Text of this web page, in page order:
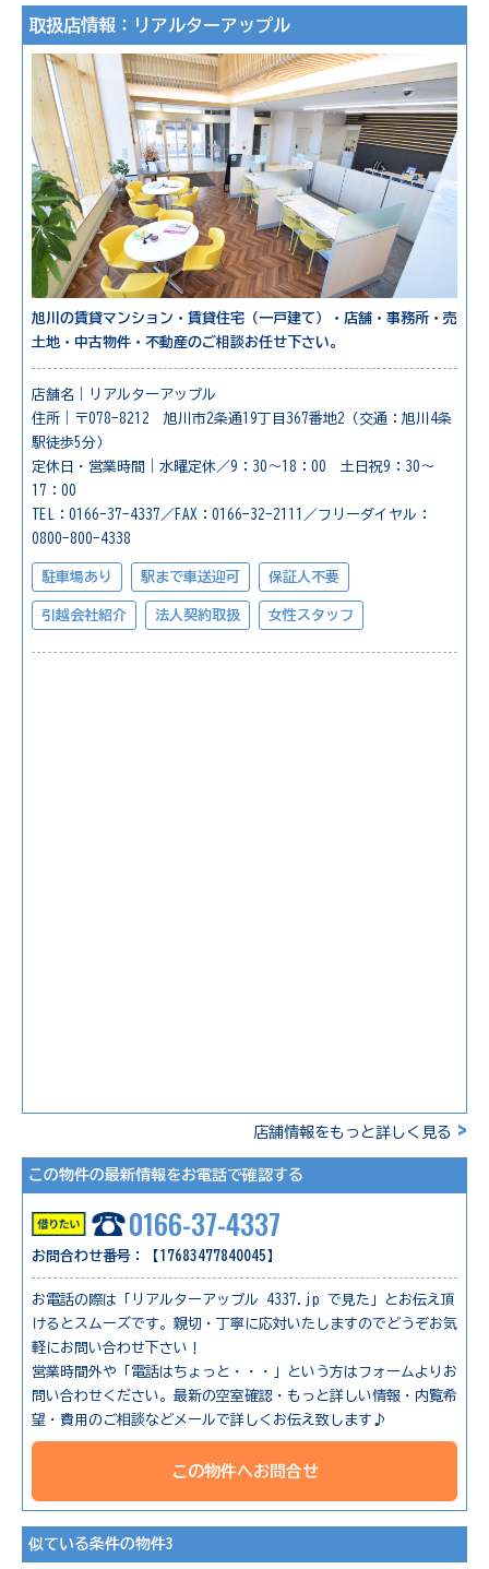
取扱店情報：リアルターアップル
旭川の賃貸マンション・賃貸住宅（一戸建て）・店舗・事務所・売
土地・中古物件・不動産のご相談お任せ下さい。
店舗名｜リアルターアップル
住所｜〒078-8212 旭川市2条通19丁目367番地2（交通：旭川4条
駅徒歩5分）
定休日・営業時間｜水曜定休／9：30～18：00 土日祝9：30～
17：00
TEL：0166-37-4337／FAX：0166-32-2111／フリーダイヤル：
0800-800-4338
駐車場あり 駅まで車送迎可 保証人不要
引越会社紹介 法人契約取扱 女性スタッフ
店舗情報をもっと詳しく見る >
この物件の最新情報をお電話で確認する
0166-37-4337
お問合わせ番号：【17683477840045】
お電話の際は「リアルターアップル 4337.jp で見た」とお伝え頂
けるとスムーズです。親切・丁寧に応対いたしますのでどうぞお気
軽にお問い合わせ下さい！
営業時間外や「電話はちょっと・・・」という方はフォームよりお
問い合わせください。最新の空室確認・もっと詳しい情報・内覧希
望・費用のご相談などメールで詳しくお伝え致します♪
この物件へお問合せ
似ている条件の物件3